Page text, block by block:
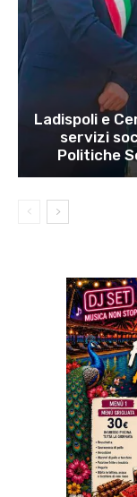
Ladispoli e
servizi
Politiche